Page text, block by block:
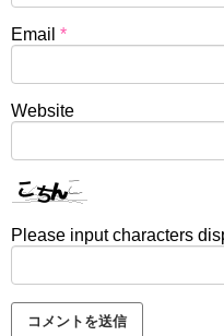
Email *
Website
Please input characters